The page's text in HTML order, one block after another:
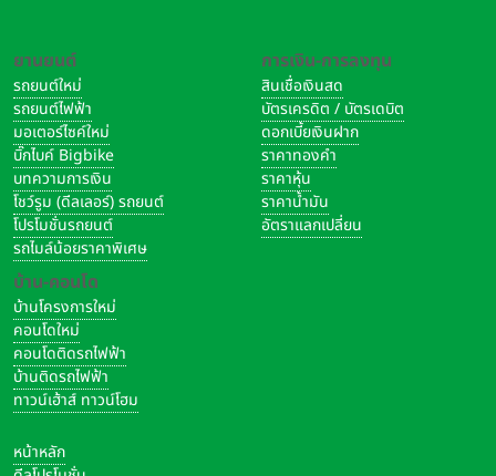
ยานยนต์
รถยนต์ใหม่
รถยนต์ไฟฟ้า
มอเตอร์ไซค์ใหม่
บิ๊กไบค์ Bigbike
บทความการเงิน
โชว์รูม (ดีลเลอร์) รถยนต์
โปรโมชั่นรถยนต์
รถไมล์น้อยราคาพิเศษ
บ้าน-คอนโด
บ้านโครงการใหม่
คอนโดใหม่
คอนโดติดรถไฟฟ้า
บ้านติดรถไฟฟ้า
ทาวน์เฮ้าส์ ทาวน์โฮม
การเงิน-การลงทุน
สินเชื่อเงินสด
บัตรเครดิต / บัตรเดบิต
ดอกเบี้ยเงินฝาก
ราคาทองคำ
ราคาหุ้น
ราคาน้ำมัน
อัตราแลกเปลี่ยน
หน้าหลัก